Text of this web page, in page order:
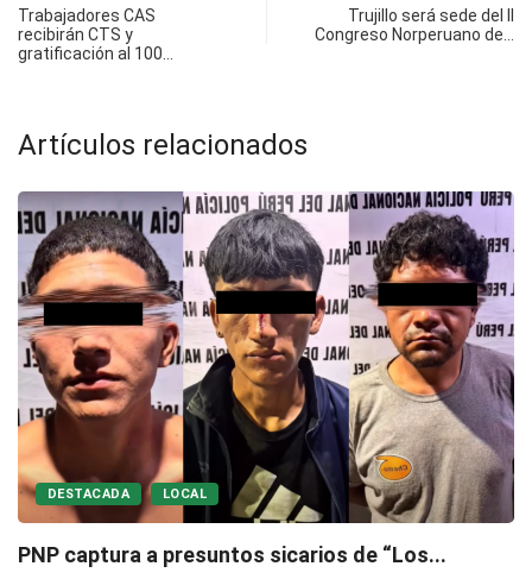
Trabajadores CAS
recibirán CTS y
gratificación al 100…
Trujillo será sede del II
Congreso Norperuano de…
Artículos relacionados
DESTACADA LOCAL
PNP captura a presuntos sicarios de “Los...